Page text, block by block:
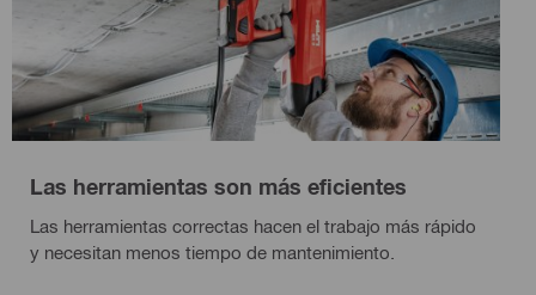
Las herramientas son más eficientes
Las herramientas correctas hacen el trabajo más rápido
y necesitan menos tiempo de mantenimiento.